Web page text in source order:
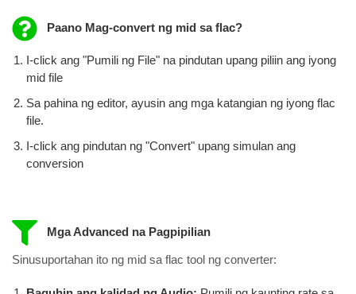
Paano Mag-convert ng mid sa flac?
I-click ang "Pumili ng File" na pindutan upang piliin ang iyong
mid file
Sa pahina ng editor, ayusin ang mga katangian ng iyong flac
file.
I-click ang pindutan ng "Convert" upang simulan ang
conversion
Mga Advanced na Pagpipilian
Sinusuportahan ito ng mid sa flac tool ng converter: